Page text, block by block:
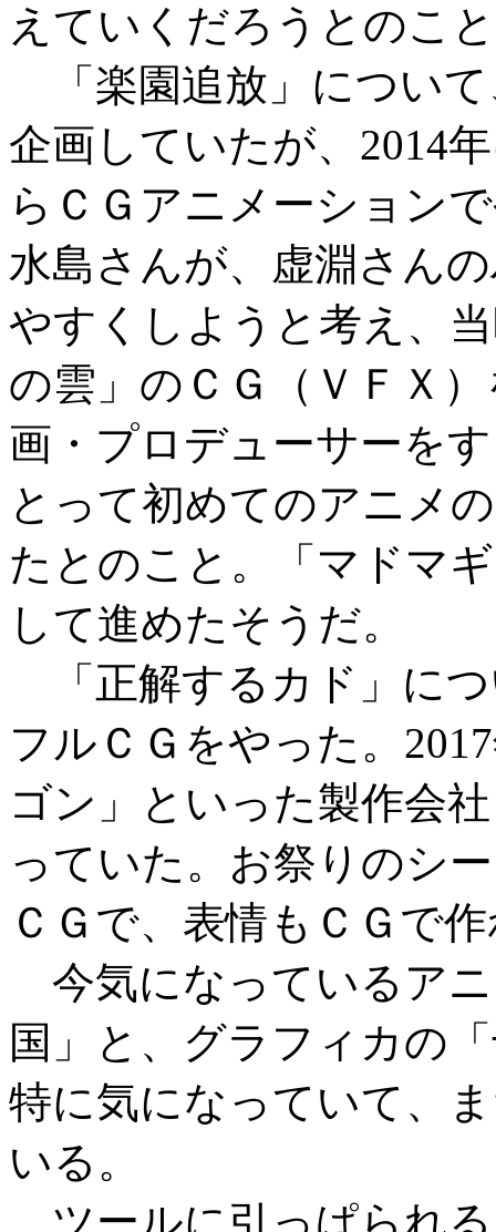
えていくだろうとのこ
「楽園追放」について
企画していたが、2014
らＣＧアニメーション
水島さんが、虚淵さん
やすくしようと考え、
の雲」のＣＧ（ＶＦＸ
画・プロデューサーを
とって初めてのアニメ
たとのこと。「マドマ
して進めたそうだ。
「正解するカド」に
フルＣＧをやった。
ゴン」といった製作会
っていた。お祭りのシ
ＣＧで、表情もＣＧで
今気になっているア
国」と、グラフィカの
特に気になっていて、
いる。
ツールに引っぱられ